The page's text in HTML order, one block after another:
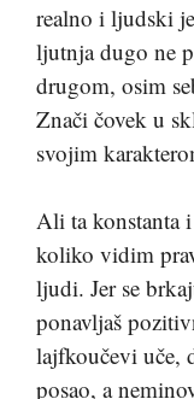
realno i ljudski
ljutnja dugo ne
drugom, osim
Znači čovek u
svojim
Ali ta konstanta
koliko vidim
ljudi. Jer se
ponavljaš
lajfkoučevi uče,
posao, a